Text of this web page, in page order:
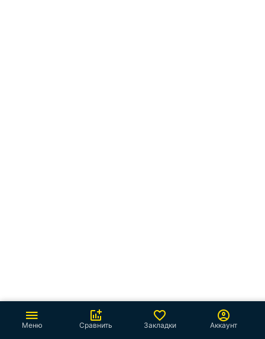
Меню Закладки
Сравнить Аккаунт